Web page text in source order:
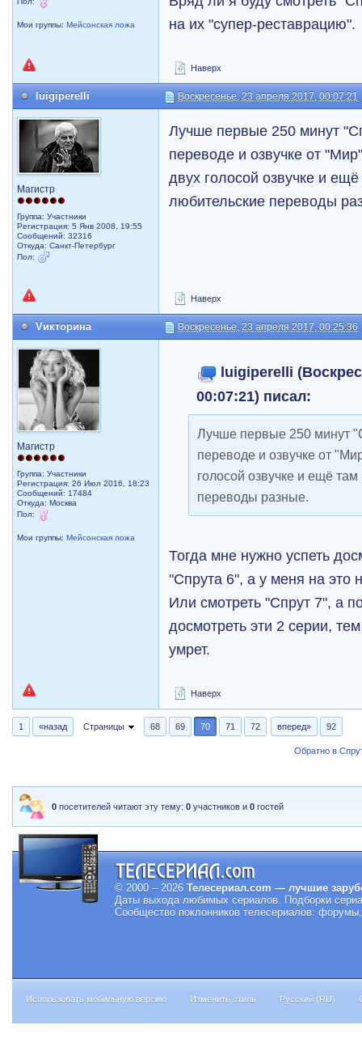
Мои группы:Мейсонская ложа
на их "супер-реставрацию".
Наверх
luigiperelli Воскресенье, 23 апреля 2017, 00:07:21
Магистр
Группа: Участники
Регистрация: 5 Янв 2008, 19:55
Сообщений: 32316
Откуда: Санкт-Петербург
Пол:
Лучше первые 250 минут
переводе и озвучке от
двух голосой озвучке и
любительские переводы
Наверх
Vикторина Воскресенье, 23 апреля 2017, 00:25:36
Магистр
Группа: Участники
Регистрация: 26 Июл 2016, 18:23
Сообщений: 17484
Откуда: Москва
Пол:
Мои группы:Мейсонская ложа
luigiperelli
00:07:21) писал:
Лучше первые 250 минут
переводе и озвучке от
голосой озвучке и ещё
переводы разные.
Тогда мне нужно успеть
"Спрута 6", а у меня на это
Или смотреть "Спрут 7", а
досмотреть эти 2 серии,
умрет.
Наверх
1 «назад Страницы 68 69 70 71 72 вперед» 92
Обратно в
0 посетителей читают эту тему:0 участников и0 гостей
© 2000 – 2026 Телесериал.com — лучшие
Даты выхода любимых сериалов.
Подборки
Сообщество поклонников телесериалов:
Использовать мобильную версию Изменить стиль Русский (RU)